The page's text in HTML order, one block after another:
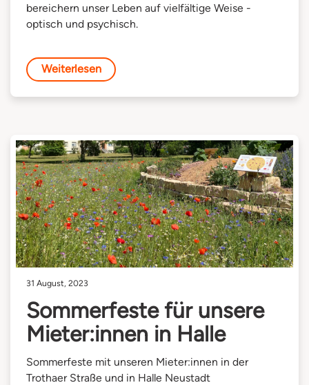
bereichern unser Leben auf vielfältige Weise -
optisch und psychisch.
Weiterlesen
31 August, 2023
Sommerfeste für unsere
Mieter:innen in Halle
Sommerfeste mit unseren Mieter:innen in der
Trothaer Straße und in Halle Neustadt